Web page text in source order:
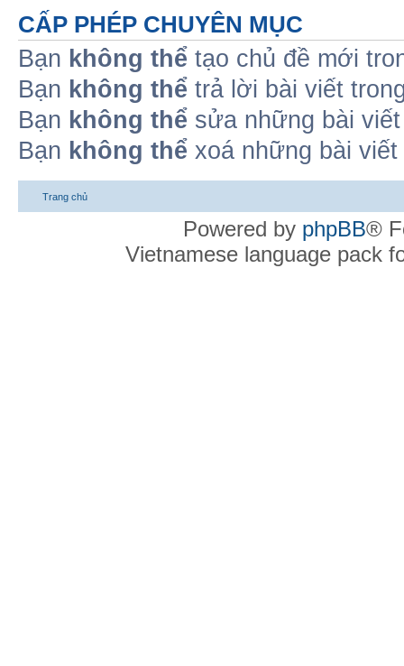
CẤP PHÉP CHUYÊN MỤC
Bạn không thể tạo chủ đề mới
Bạn không thể trả lời bài viết
Bạn không thể sửa những bài
Bạn không thể xoá những bài
Trang chủ
Powered by phpBB®
Vietnamese language pack